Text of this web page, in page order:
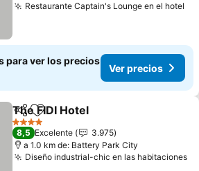
Restaurante Captain's Lounge en el hotel
para ver los precios
Ver precios
Compartir
Añadir a favoritos
The FIDI Hotel
4 Estrellas
8,5 Excelente
3.975
a 1.0 km de: Battery Park City
Diseño industrial-chic en las habitaciones